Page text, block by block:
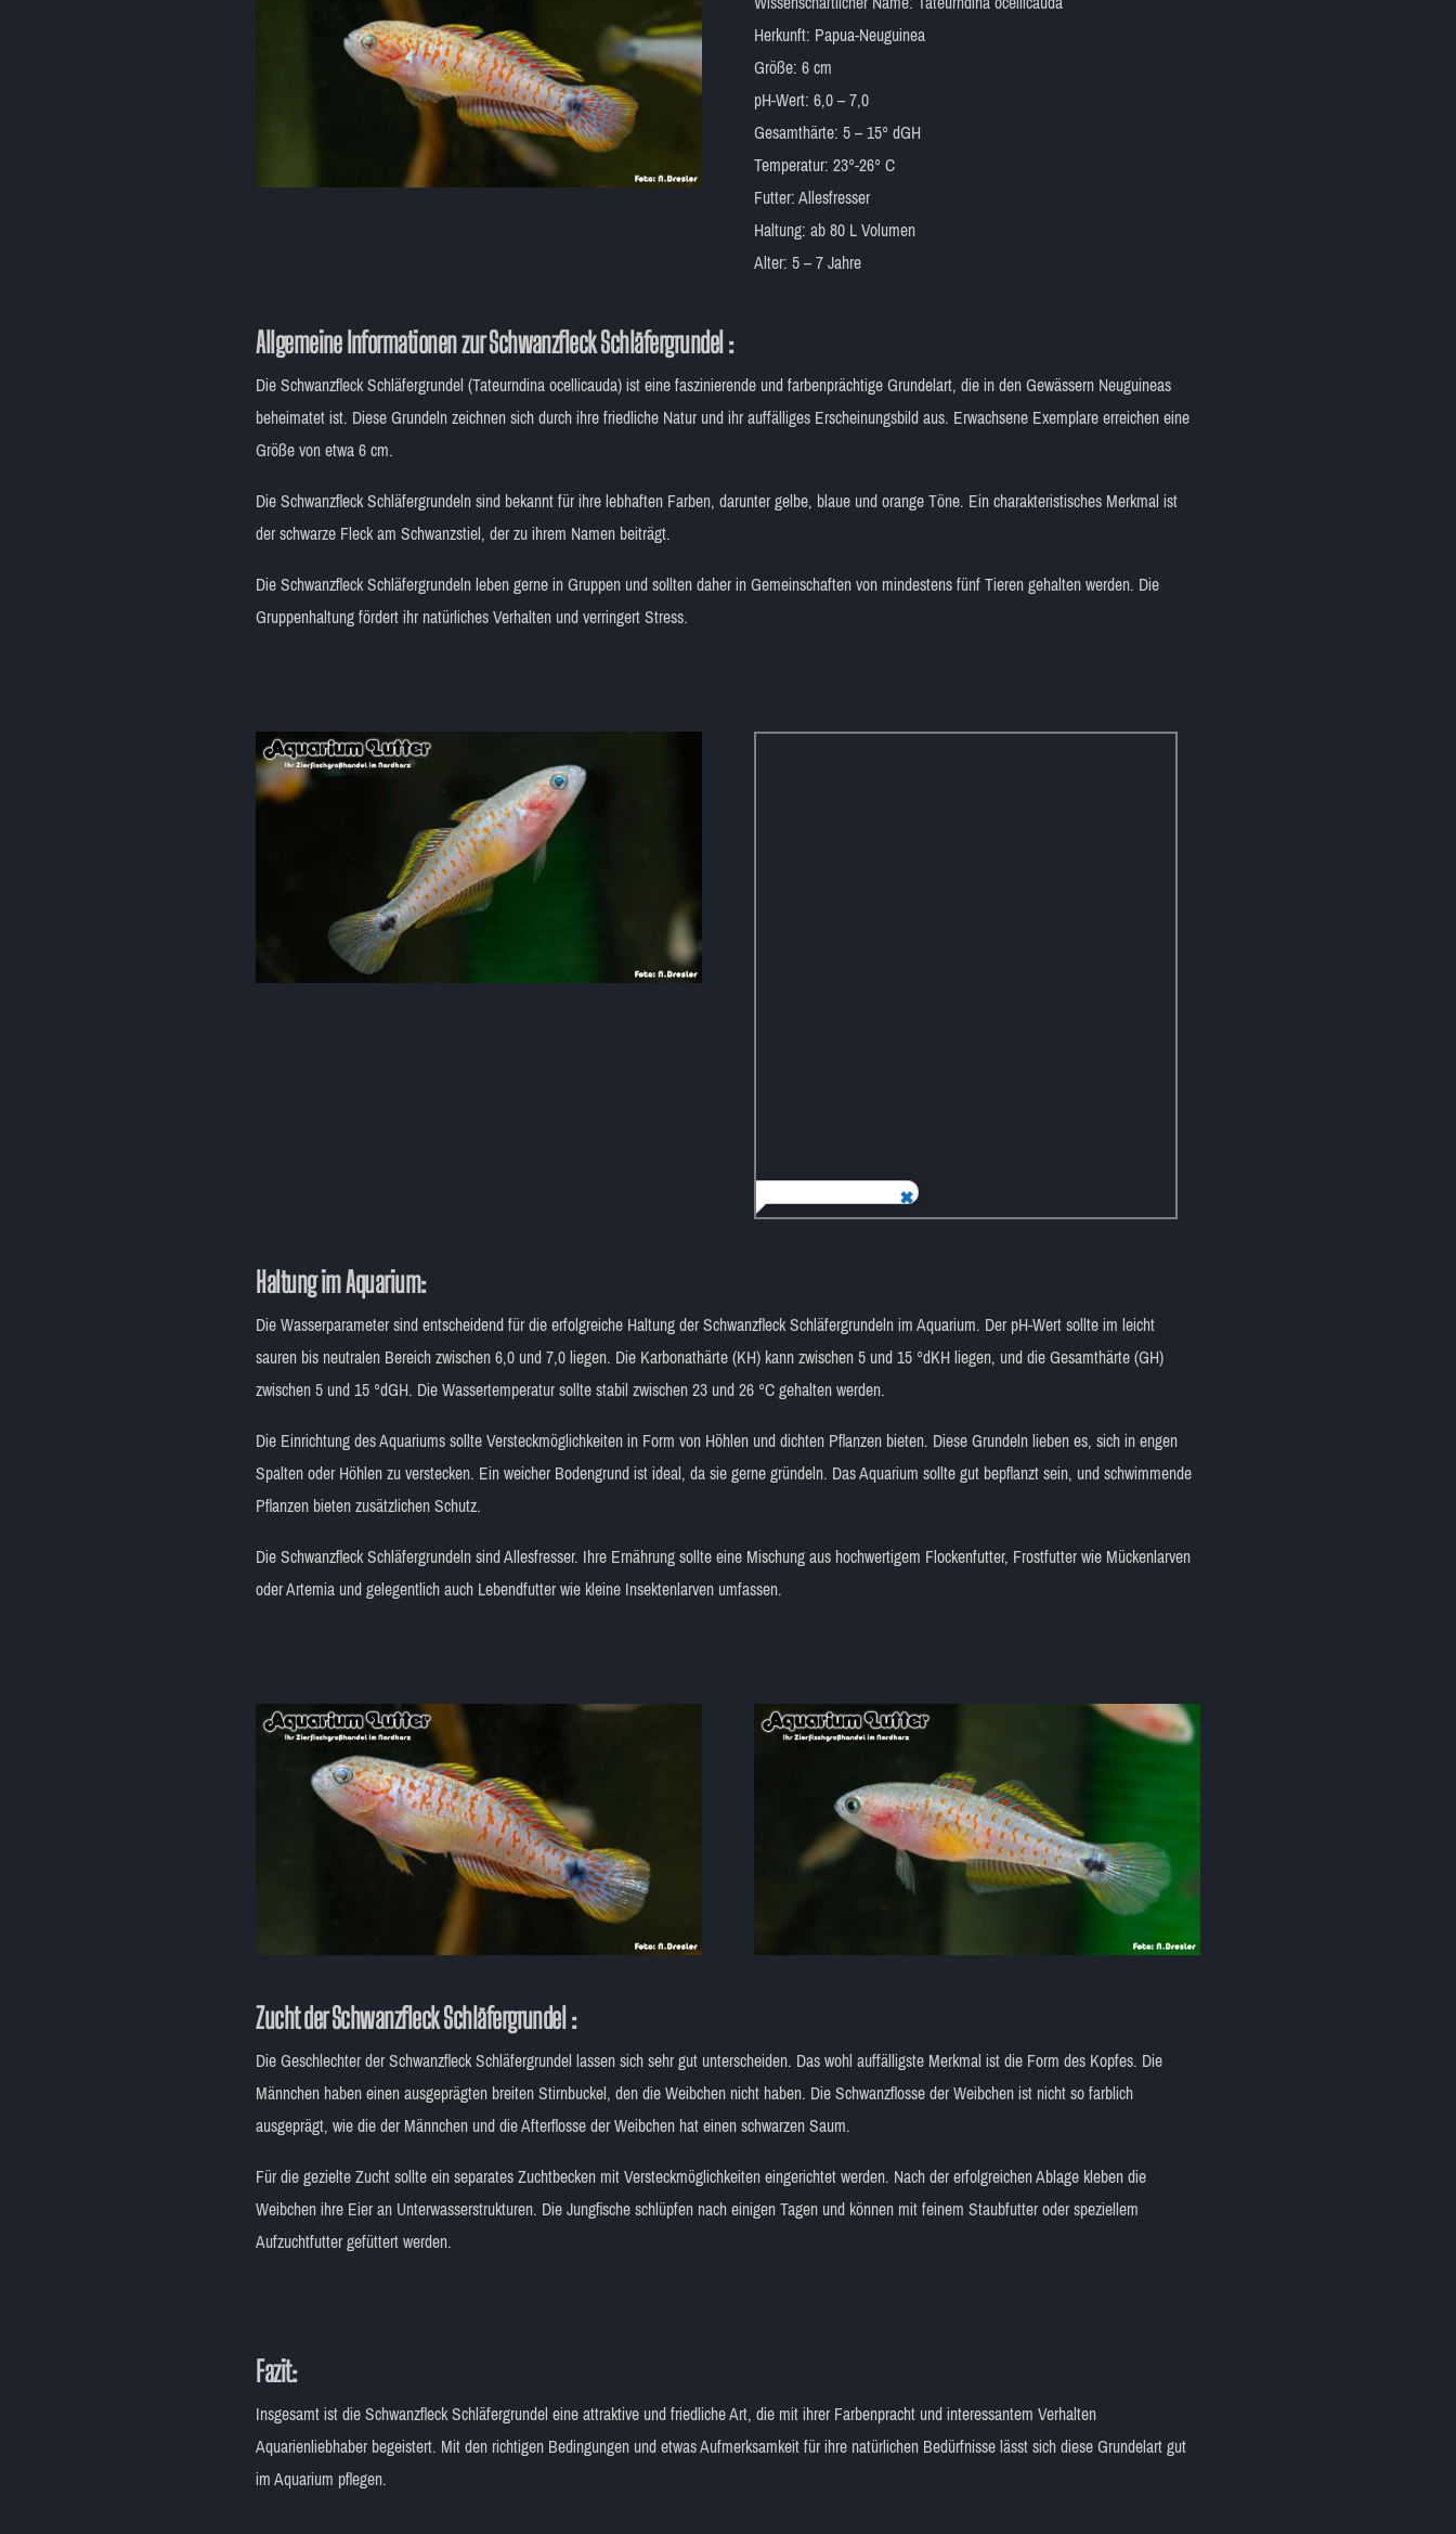
Herkunft: Papua-Neuguinea
Größe: 6 cm
pH-Wert: 6,0 – 7,0
Gesamthärte: 5 – 15° dGH
Temperatur: 23°-26° C
Futter: Allesfresser
Haltung: ab 80 L Volumen
Alter: 5 – 7 Jahre
Allgemeine Informationen zur Schwanzfleck Schläfergrundel :
Die Schwanzfleck Schläfergrundel (Tateurndina ocellicauda) ist eine faszinierende und farbenprächtige Grundelart, die in den Gewässern Neuguineas
beheimatet ist. Diese Grundeln zeichnen sich durch ihre friedliche Natur und ihr auffälliges Erscheinungsbild aus. Erwachsene Exemplare erreichen eine
Größe von etwa 6 cm.
Die Schwanzfleck Schläfergrundeln sind bekannt für ihre lebhaften Farben, darunter gelbe, blaue und orange Töne. Ein charakteristisches Merkmal ist
der schwarze Fleck am Schwanzstiel, der zu ihrem Namen beiträgt.
Die Schwanzfleck Schläfergrundeln leben gerne in Gruppen und sollten daher in Gemeinschaften von mindestens fünf Tieren gehalten werden. Die
Gruppenhaltung fördert ihr natürliches Verhalten und verringert Stress.
Haltung im Aquarium:
Die Wasserparameter sind entscheidend für die erfolgreiche Haltung der Schwanzfleck Schläfergrundeln im Aquarium. Der pH-Wert sollte im leicht
sauren bis neutralen Bereich zwischen 6,0 und 7,0 liegen. Die Karbonathärte (KH) kann zwischen 5 und 15 °dKH liegen, und die Gesamthärte (GH)
zwischen 5 und 15 °dGH. Die Wassertemperatur sollte stabil zwischen 23 und 26 °C gehalten werden.
Die Einrichtung des Aquariums sollte Versteckmöglichkeiten in Form von Höhlen und dichten Pflanzen bieten. Diese Grundeln lieben es, sich in engen
Spalten oder Höhlen zu verstecken. Ein weicher Bodengrund ist ideal, da sie gerne gründeln. Das Aquarium sollte gut bepflanzt sein, und schwimmende
Pflanzen bieten zusätzlichen Schutz.
Die Schwanzfleck Schläfergrundeln sind Allesfresser. Ihre Ernährung sollte eine Mischung aus hochwertigem Flockenfutter, Frostfutter wie Mückenlarven
oder Artemia und gelegentlich auch Lebendfutter wie kleine Insektenlarven umfassen.
Zucht der Schwanzfleck Schläfergrundel :
Die Geschlechter der Schwanzfleck Schläfergrundel lassen sich sehr gut unterscheiden. Das wohl auffälligste Merkmal ist die Form des Kopfes. Die
Männchen haben einen ausgeprägten breiten Stirnbuckel, den die Weibchen nicht haben. Die Schwanzflosse der Weibchen ist nicht so farblich
ausgeprägt, wie die der Männchen und die Afterflosse der Weibchen hat einen schwarzen Saum.
Für die gezielte Zucht sollte ein separates Zuchtbecken mit Versteckmöglichkeiten eingerichtet werden. Nach der erfolgreichen Ablage kleben die
Weibchen ihre Eier an Unterwasserstrukturen. Die Jungfische schlüpfen nach einigen Tagen und können mit feinem Staubfutter oder speziellem
Aufzuchtfutter gefüttert werden.
Fazit:
Insgesamt ist die Schwanzfleck Schläfergrundel eine attraktive und friedliche Art, die mit ihrer Farbenpracht und interessantem Verhalten
Aquarienliebhaber begeistert. Mit den richtigen Bedingungen und etwas Aufmerksamkeit für ihre natürlichen Bedürfnisse lässt sich diese Grundelart gut
im Aquarium pflegen.